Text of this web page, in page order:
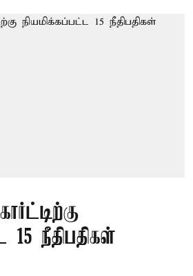
15 நீதிபதிகள்